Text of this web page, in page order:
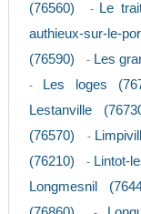
(76560)
- Le
authieux-sur-le-
(76590)
- Les
- Les loges
Lestanville
(76570)
-
(76210)
- Lintot-
Longmesnil